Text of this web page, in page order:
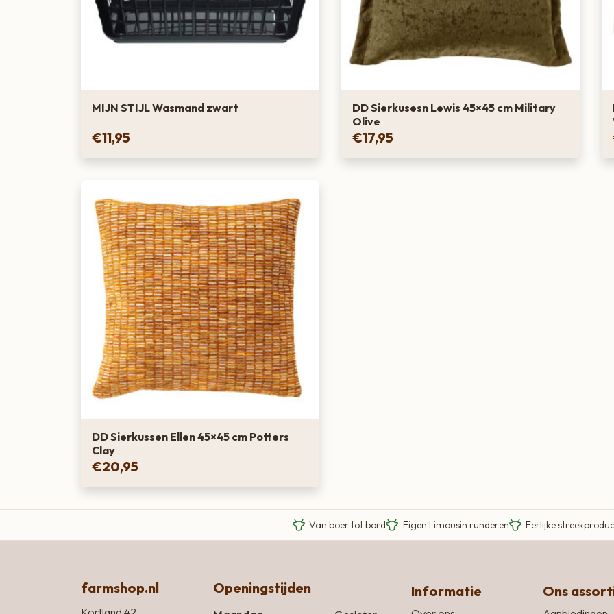
MIJN STIJL Wasmand zwart
€11,95
DD Sierkusesn Lewis 45×45 cm Military
Olive
€17,95
DD Sierkussen Ellen 45×45 cm Potters
Clay
€20,95
Van boer tot bord Eigen Limousin runderen Eerlijke
farmshop.nl Openingstijden Informatie Ons